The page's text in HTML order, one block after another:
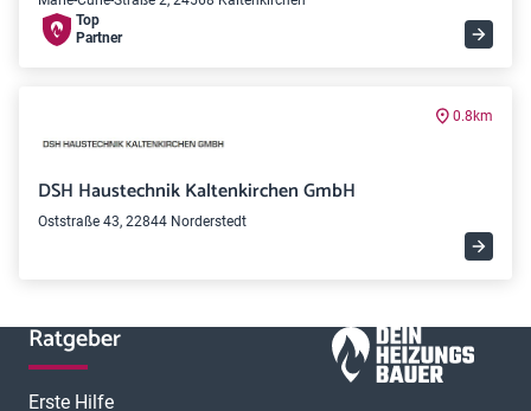
Top
Partner
0.8km
DSH Haustechnik Kaltenkirchen GmbH
Oststraße 43, 22844 Norderstedt
Ratgeber
Erste Hilfe